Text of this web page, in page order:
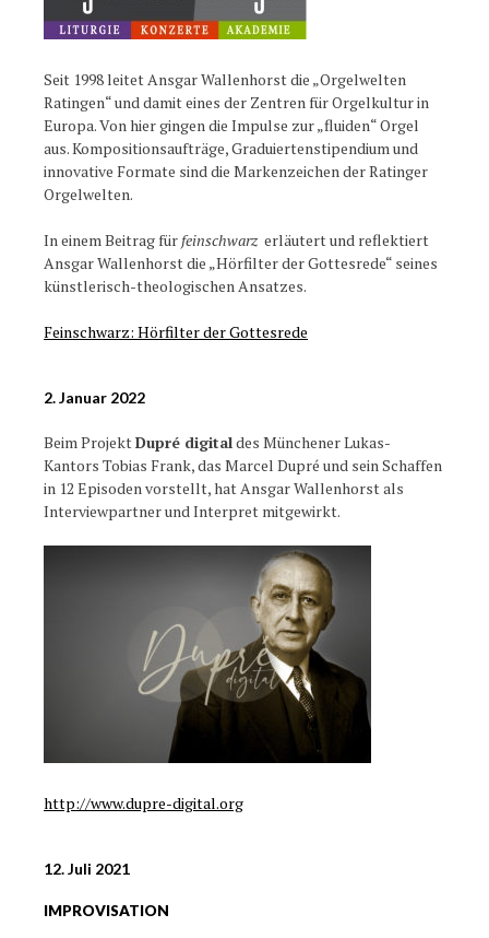
Seit 1998 leitet Ansgar Wallenhorst die „Orgelwelten
Ratingen“ und damit eines der Zentren für Orgelkultur in
Europa. Von hier gingen die Impulse zur „fluiden“ Orgel
aus. Kompositionsaufträge, Graduiertenstipendium und
innovative Formate sind die Markenzeichen der Ratinger
Orgelwelten.
In einem Beitrag für feinschwarz erläutert und reflektiert
Ansgar Wallenhorst die „Hörfilter der Gottesrede“ seines
künstlerisch-theologischen Ansatzes.
Feinschwarz: Hörfilter der Gottesrede
2. Januar 2022
Beim Projekt Dupré digitaldes Münchener Lukas-
Kantors Tobias Frank, das Marcel Dupré und sein Schaffen
in 12 Episoden vorstellt, hat Ansgar Wallenhorst als
Interviewpartner und Interpret mitgewirkt.
http://www.dupre-digital.org
12. Juli 2021
IMPROVISATION